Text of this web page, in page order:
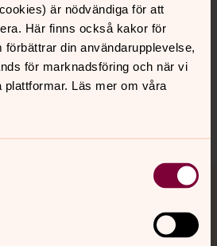
är nödvändiga för att
Här finns också kakor för
din användarupplevelse,
för marknadsföring och när vi
plattformar. Läs mer om våra
Prata eller chatta anonymt